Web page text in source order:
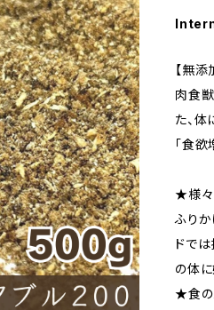
【無添
肉食
た、
「食欲
★様々
ふりか
ドで
の体に
★食の